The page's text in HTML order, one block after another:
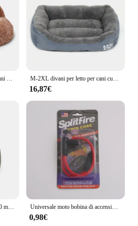
Accogliente comodo letto per cani a forma di zampa cuscino per letto per cani caldo per il tuo amico peloso soffice letto per cani tappetino per gatti sonno profondo caldo addensato M-2XL divani per letto per cani cuccia in peluche materasso per gatti lavabile cuscino per animali domestici letto per cani casa calda autunno inverno forniture per animali domestici
16,87€
Disco da taglio diamantato da 40 mm Gambo da 6 mm Lama per sega circolare Disco abrasivo Mola per legno Metallo Pietra Granito Marmo Universale moto bobina di accensione candela iridio cavo di alimentazione per Dirt Bike Go Kart ATV Scooter ciclomotore Yamaha Kawasaki
0,98€